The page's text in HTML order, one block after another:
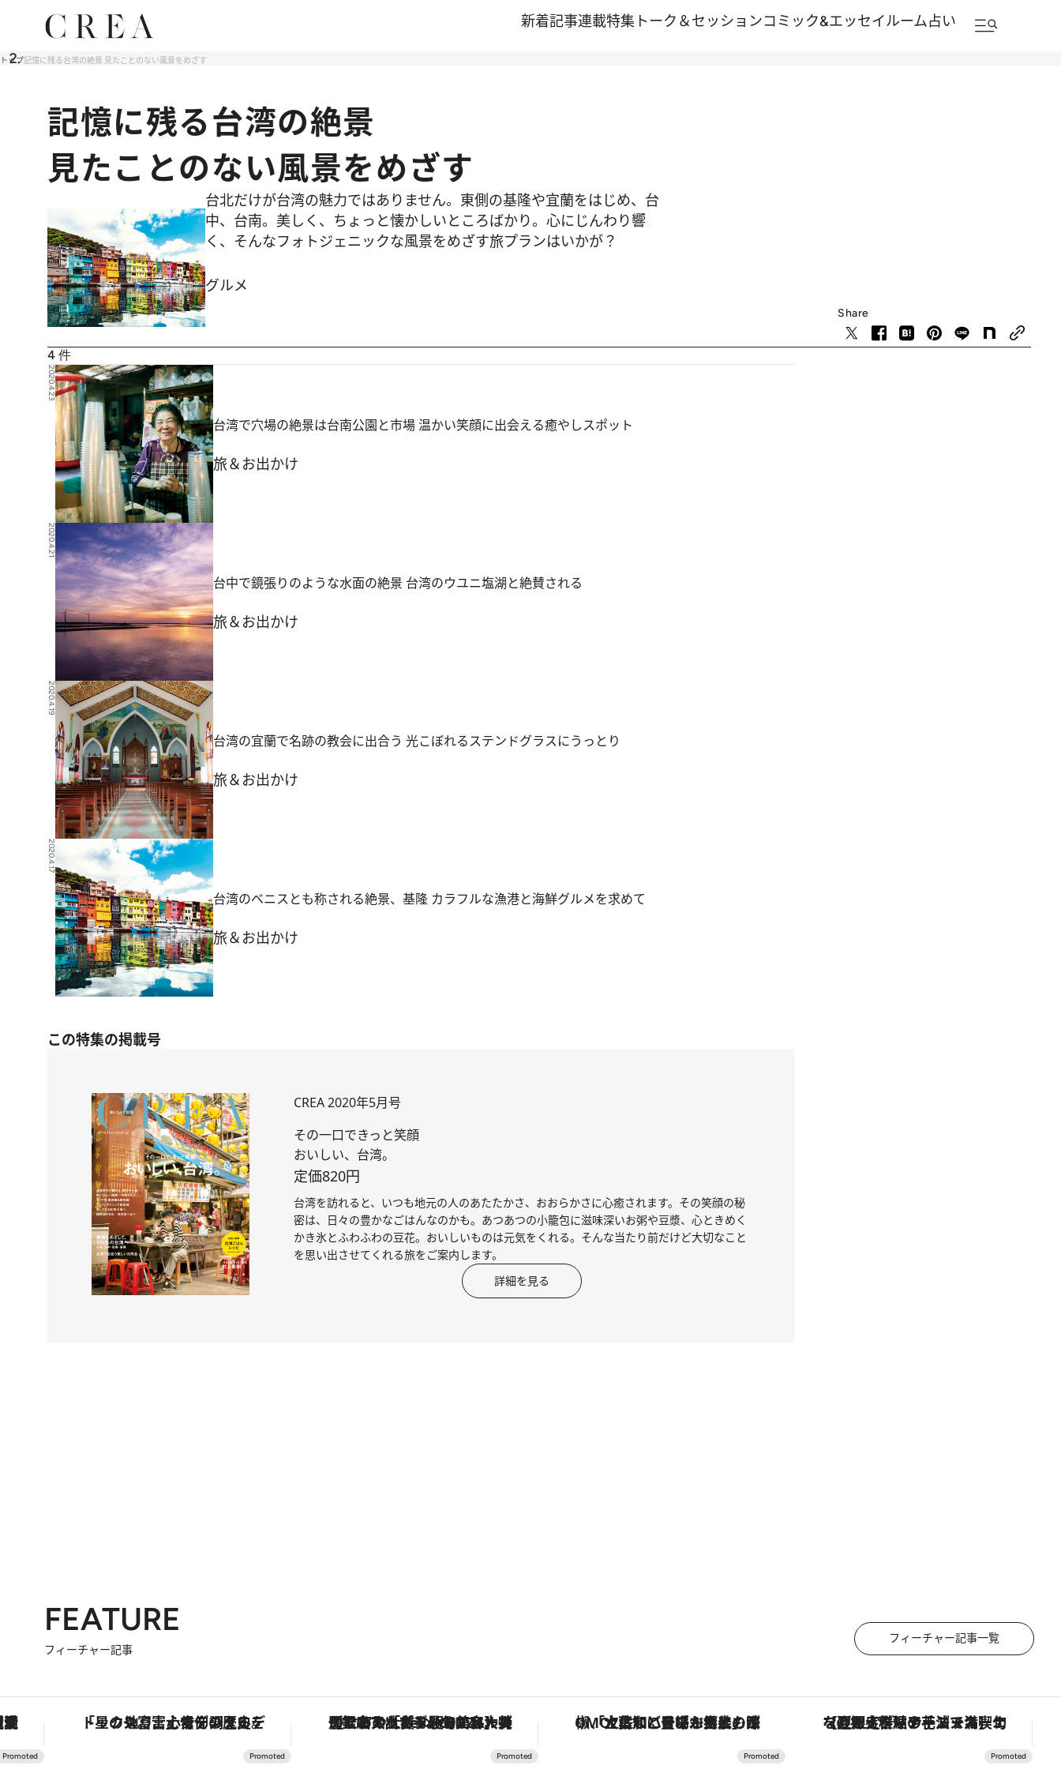
新着記事連載特集 トーク＆セッションコミック&エッセイルーム占い
トップ記憶に残る台湾の絶景 見たことのない風景をめざす
記憶に残る台湾の絶景
見たことのない風景をめざす
台北だけが台湾の魅力ではありません。東側の基隆や宜蘭をはじめ、台
中、台南。美しく、ちょっと懐かしいところばかり。心にじんわり響
く、そんなフォトジェニックな風景をめざす旅プランはいかが？
グルメ
Share
4 件
2020.4.23
台湾で穴場の絶景は台南公園と市場 温かい笑顔に出会える癒やしスポット
旅＆お出かけ
2020.4.21
台中で鏡張りのような水面の絶景 台湾のウユニ塩湖と絶賛される
旅＆お出かけ
2020.4.19
台湾の宜蘭で名跡の教会に出合う 光こぼれるステンドグラスにうっとり
旅＆お出かけ
2020.4.17
台湾のベニスとも称される絶景、基隆 カラフルな漁港と海鮮グルメを求めて
旅＆お出かけ
この特集の掲載号
CREA 2020年5月号
その一口できっと笑顔
おいしい、台湾。
定価820円
台湾を訪れると、いつも地元の人のあたたかさ、おおらかさに心癒されます。その笑顔の秘
密は、日々の豊かなごはんなのかも。あつあつの小籠包に滋味深いお粥や豆漿、心ときめく
かき氷とふわふわの豆花。おいしいものは元気をくれる。そんな当たり前だけど大切なこと
を思い出させてくれる旅をご案内します。
詳細を見る
FEATURE
フィーチャー記事
フィーチャー記事一覧
実現させたナイジェリアの自然環境の復活 「星のや富士」でデジタルデトックス。冨士信仰の歴史を辿り、心身を調える。 【銀座で出合う最旬美容】美髪ケアや上質な眠り…セルフケアのアップデートから、特別な名入れギフトまで。大人のための「ReFa GINZA」クルーズ 「土佐和ハーブかき氷」がOMO7高知に登場！生姜、山椒、大葉など目にも舌にも涼を呼ぶ郷土の味 【夏限定ディナーコース】旬を迎える稚鮎や花ズッキーニなどをイタリア・トスカーナの郷土料理の手法で満喫！